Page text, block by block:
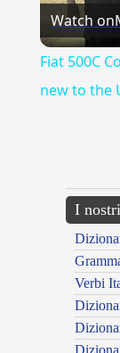
Watch on
Fiat 500C
new to the
I
Verbi